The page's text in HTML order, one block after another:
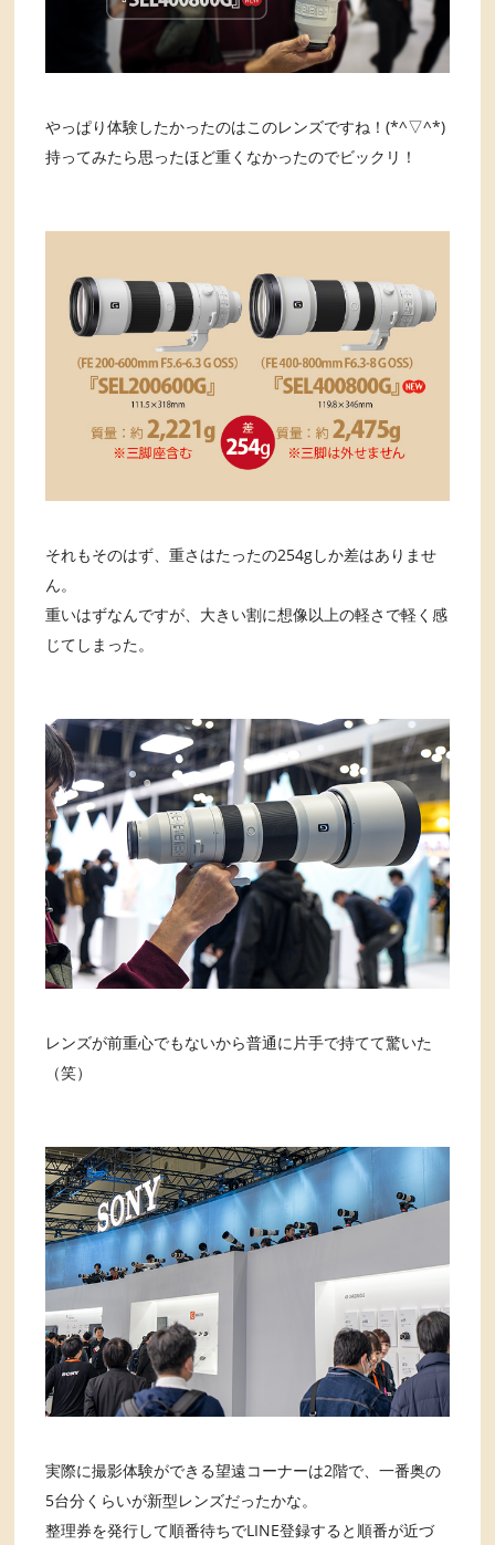
やっぱり体験したかったのはこのレンズですね！(*^▽^*)
持ってみたら思ったほど重くなかったのでビックリ！
それもそのはず、重さはたったの254gしか差はありませ
ん。
重いはずなんですが、大きい割に想像以上の軽さで軽く感
じてしまった。
レンズが前重心でもないから普通に片手で持てて驚いた
（笑）
実際に撮影体験ができる望遠コーナーは2階で、一番奥の
5台分くらいが新型レンズだったかな。
整理券を発行して順番待ちでLINE登録すると順番が近づ